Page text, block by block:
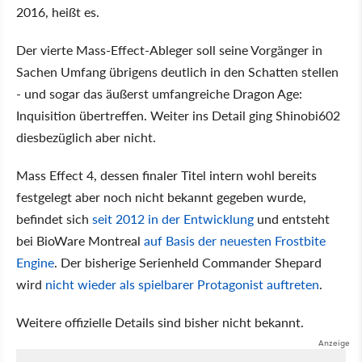
2016, heißt es.
Der vierte Mass-Effect-Ableger soll seine Vorgänger in
Sachen Umfang übrigens deutlich in den Schatten stellen
- und sogar das äußerst umfangreiche Dragon Age:
Inquisition übertreffen. Weiter ins Detail ging Shinobi602
diesbezüglich aber nicht.
Mass Effect 4, dessen finaler Titel intern wohl bereits
festgelegt aber noch nicht bekannt gegeben wurde,
befindet sich seit 2012 in der Entwicklung und entsteht
bei BioWare Montreal auf Basis der neuesten Frostbite
Engine. Der bisherige Serienheld Commander Shepard
wird nicht wieder als spielbarer Protagonist auftreten.
Weitere offizielle Details sind bisher nicht bekannt.